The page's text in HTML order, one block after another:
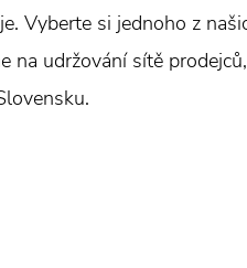
Vyberte si jednoho z
na udržování sítě